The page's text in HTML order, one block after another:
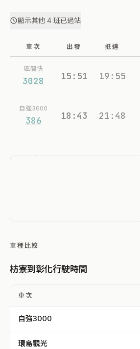
顯示其他 4 班已過站
車次 出發 抵達
區間快
3028 15:51 19:55
自強3000
386 18:43 21:48
車種比較
枋寮到彰化行駛時間
車次
自強3000
環島觀光